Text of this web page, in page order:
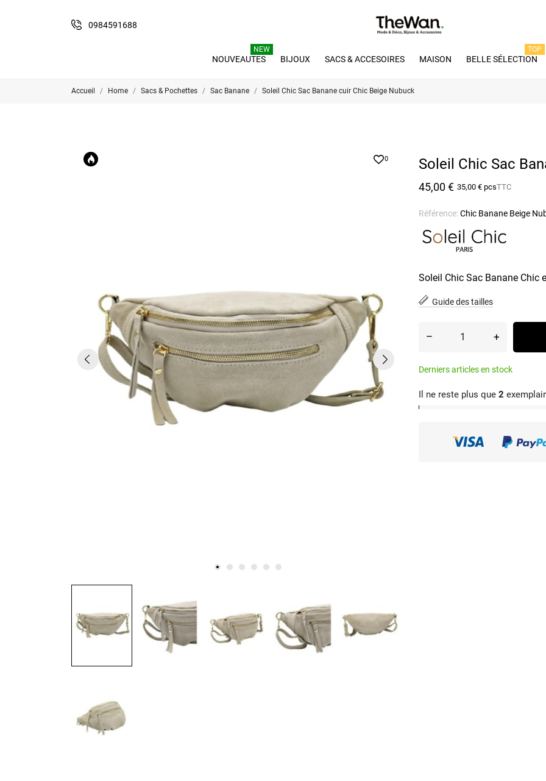
0984591688
NOUVEAUTES
NEW
BIJOUX SACS & ACCESOIRES MAISON BELLE SÉLECTION
TOP
Accueil Home Sacs & Pochettes Sac Banane Soleil Chic Sac Banane cuir Chic Beige Nubuck
0 Soleil Chic Sac
45,00 € 35,00 € pcsTTC
Référence:Chic Banane Beige
Soleil Chic Sac Banane Chic
Guide des tailles
– +
Derniers articles en stock
Il ne reste plus que 2